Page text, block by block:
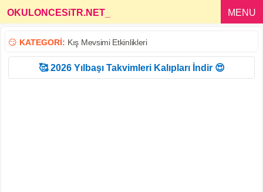
OKULONCESiTR.NET MENU
😏 KATEGORİ: Kış Mevsimi Etkinlikleri
🥰 2026 Yılbaşı Takvimleri Kalıpları İndir 😍